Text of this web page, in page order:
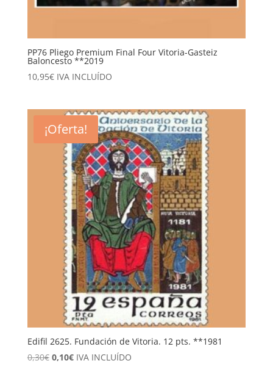
PP76 Pliego Premium Final Four Vitoria-Gasteiz
Baloncesto **2019
10,95€ IVA INCLUÍDO
¡Oferta!
Edifil 2625. Fundación de Vitoria. 12 pts. **1981
0,30€ El
0,10€ElIVA INCLUÍDO